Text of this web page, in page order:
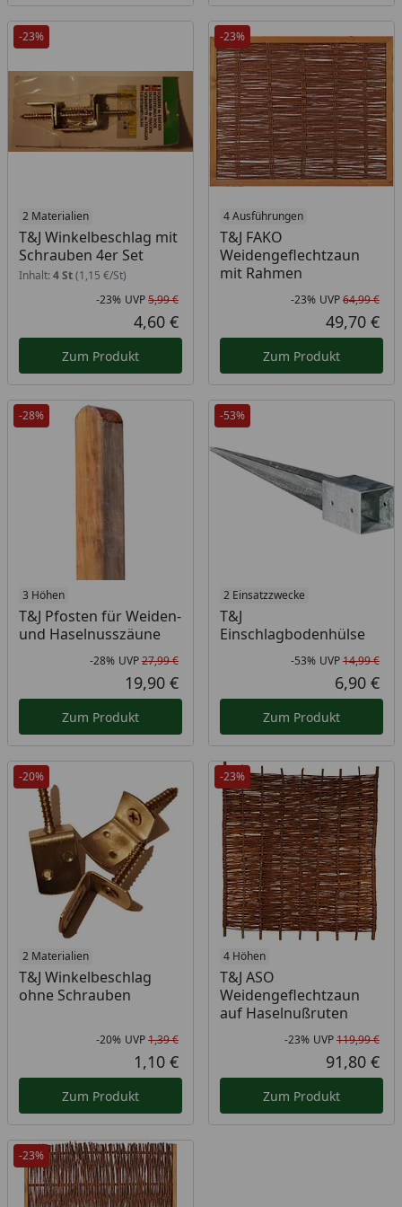
-23%
2 Materialien
T&J Winkelbeschlag mit
Schrauben 4er Set
Inhalt: 4 St(1,15 €/St)
Rabatt in Prozent
-23%
Ursprünglicher Preis
UVP5,99 €
Aktueller Preis
4,60 €
Zum Produkt
-23%
4 Ausführungen
T&J FAKO
Weidengeflechtzaun
mit Rahmen
-23% UVP64,99 €
49,70 €
Zum Produkt
-28%
3 Höhen
T&J Pfosten für Weiden-
und Haselnusszäune
Rabatt in Prozent
-28%
Ursprünglicher Preis
UVP27,99 €
Aktueller Preis
19,90 €
Zum Produkt
-53%
2 Einsatzzwecke
T&J
Einschlagbodenhülse
-53% UVP14,99 €
6,90 €
Zum Produkt
-20%
2 Materialien
T&J Winkelbeschlag
ohne Schrauben
Rabatt in Prozent
-20%
Ursprünglicher Preis
UVP1,39 €
Aktueller Preis
1,10 €
Zum Produkt
-23%
4 Höhen
T&J ASO
Weidengeflechtzaun
auf Haselnußruten
-23% UVP119,99 €
91,80 €
Zum Produkt
-23%